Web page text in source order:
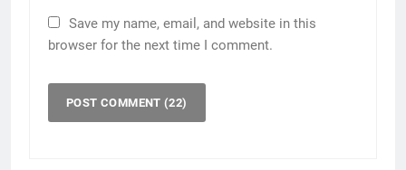
Save my name, email, and website in this
browser for the next time I comment.